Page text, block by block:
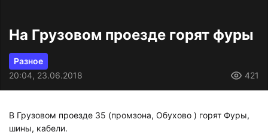
На Грузовом проезде горят фуры
Разное
20:04, 23.06.2018
421
В Грузовом проезде 35 (промзона, Обухово ) горят Фуры,
шины, кабели.